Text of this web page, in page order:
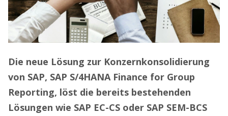
Die neue Lösung zur Konzernkonsolidierung
von SAP, SAP S/4HANA Finance for Group
Reporting, löst die bereits bestehenden
Lösungen wie SAP EC-CS oder SAP SEM-BCS